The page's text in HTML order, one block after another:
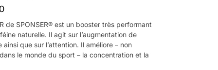
de SPONSER® est un booster très performant
naturelle. Il agit sur l’augmentation de
ainsi que sur l’attention. Il améliore – non
le monde du sport – la concentration et la